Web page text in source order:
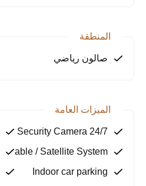
• %50 دفعة أولى + أقساط لمدة 40 شهرًا
المرافق والخدمات
• أنظمة المنزل الذكي
• نظام تدفئة مركزية أرضية
المنطقة
صالون رياضي
الميزات العامة
24/7 Security Camera
Cable / Satellite System
Indoor car parking